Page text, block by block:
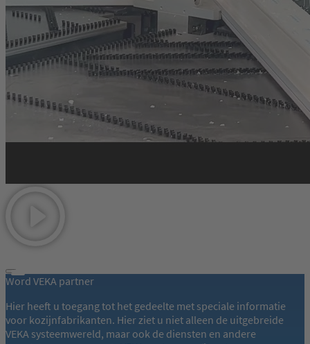
Word VEKA partner
Hier heeft u toegang tot het gedeelte met speciale informatie
voor kozijnfabrikanten. Hier ziet u niet alleen de uitgebreide
VEKA systeemwereld, maar ook de diensten en andere